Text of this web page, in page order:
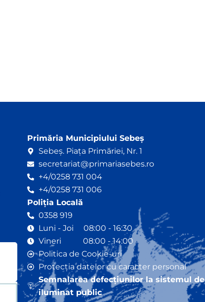
Primăria Municipiului Sebeș
Sebeș. Piața Primăriei, Nr. 1
secretariat@primariasebes.ro
+4/0258 731 004
+4/0258 731 006
Poliția Locală
0358 919
Luni - Joi 08:00 - 16:30
Vineri 08:00 - 14:00
Politica de Cookie-uri
Protecția datelor cu caracter personal
Semnalarea defecțiunilor la sistemul de
iluminat public